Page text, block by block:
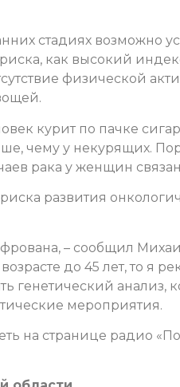
стадиях возможно
как высокий
физической
курит по пачке
чему у некурящих.
рака у женщин
развития
– сообщил
до 45 лет, то я
генетический анализ,
мероприятия.
на странице радио